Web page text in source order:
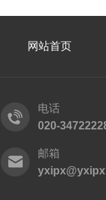
网站首页
电话
020-
邮箱